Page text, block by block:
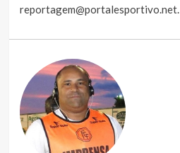
reportagem@portalesportivo.net.